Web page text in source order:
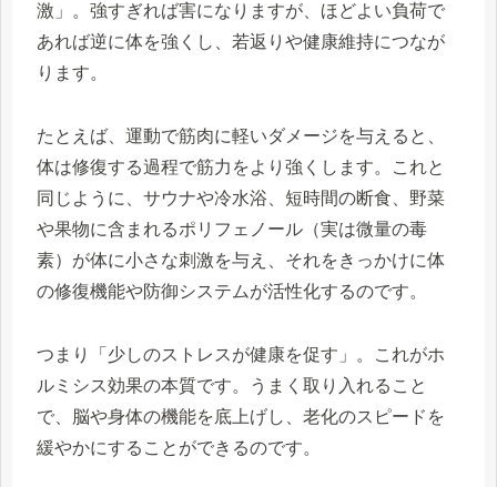
激」。強すぎれば害になりますが、ほどよい負荷で
あれば逆に体を強くし、若返りや健康維持につなが
ります。
たとえば、運動で筋肉に軽いダメージを与えると、
体は修復する過程で筋力をより強くします。これと
同じように、サウナや冷水浴、短時間の断食、野菜
や果物に含まれるポリフェノール（実は微量の毒
素）が体に小さな刺激を与え、それをきっかけに体
の修復機能や防御システムが活性化するのです。
つまり「少しのストレスが健康を促す」。これがホ
ルミシス効果の本質です。うまく取り入れること
で、脳や身体の機能を底上げし、老化のスピードを
緩やかにすることができるのです。